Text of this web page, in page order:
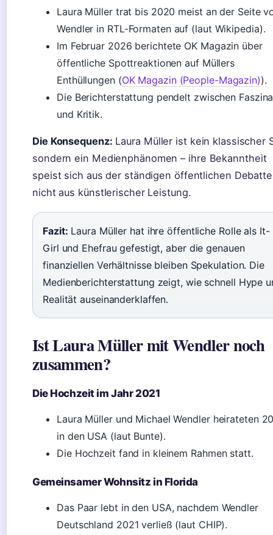
Laura Müller trat bis 2020 meist an der Seite
Wendler in RTL-Formaten auf (laut Wikipedia).
Im Februar 2026 berichtete OK Magazin über
öffentliche Spottreaktionen auf Müllers
Enthüllungen (OK Magazin (People-Magazin)).
Die Berichterstattung pendelt zwischen
und Kritik.
Die Konsequenz: Laura Müller ist kein klassischer
sondern ein Medienphänomen – ihre Bekanntheit
speist sich aus der ständigen öffentlichen
nicht aus künstlerischer Leistung.
Fazit: Laura Müller hat ihre öffentliche Rolle als It-
Girl und Ehefrau gefestigt, aber die genauen
finanziellen Verhältnisse bleiben Spekulation. Die
Medienberichterstattung zeigt, wie schnell Hype
Realität auseinanderklaffen.
Ist Laura Müller mit Wendler noch
zusammen?
Die Hochzeit im Jahr 2021
Laura Müller und Michael Wendler heirateten
in den USA (laut Bunte).
Die Hochzeit fand in kleinem Rahmen statt.
Gemeinsamer Wohnsitz in Florida
Das Paar lebt in den USA, nachdem Wendler
Deutschland 2021 verließ (laut CHIP).